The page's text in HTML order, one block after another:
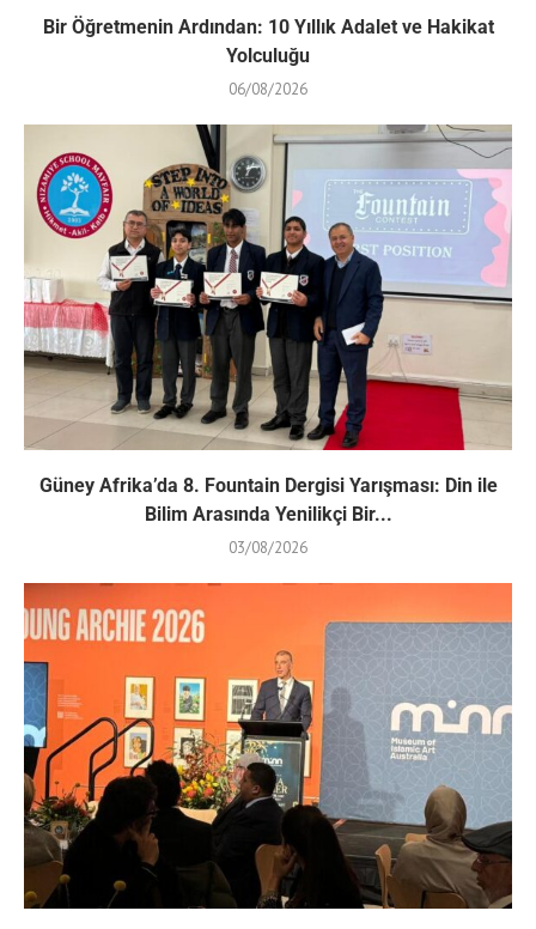
Bir Öğretmenin Ardından: 10 Yıllık Adalet ve Hakikat
Yolculuğu
06/08/2026
Güney Afrika’da 8. Fountain Dergisi Yarışması: Din ile
Bilim Arasında Yenilikçi Bir...
03/08/2026